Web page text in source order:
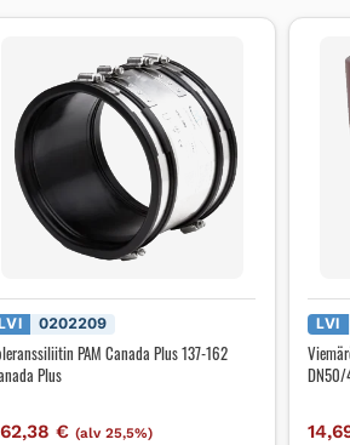
LVI 0202209
PAM Canada Plus 137-162
Plus
€ (alv 25,5%)
LVI
DN50/